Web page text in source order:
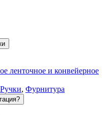
ленточное и конвейерное
Ручки, Фурнитура